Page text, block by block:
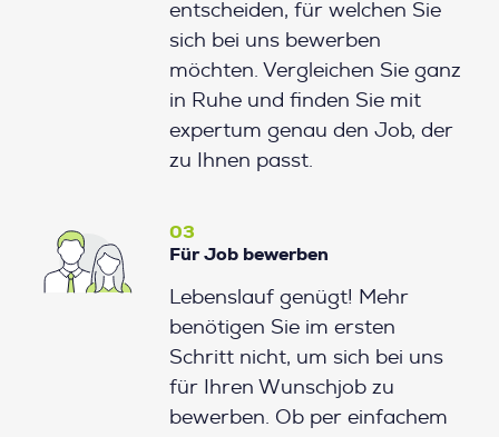
entscheiden, für welchen Sie
sich bei uns bewerben
möchten. Vergleichen Sie ganz
in Ruhe und finden Sie mit
expertum genau den Job, der
zu Ihnen passt.
03
Für Job bewerben
Lebenslauf genügt! Mehr
benötigen Sie im ersten
Schritt nicht, um sich bei uns
für Ihren Wunschjob zu
bewerben. Ob per einfachem